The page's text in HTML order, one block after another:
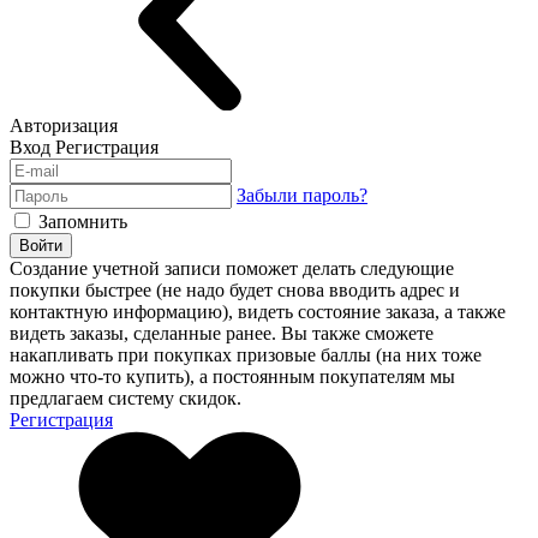
Авторизация
Вход Регистрация
Забыли пароль?
Запомнить
Войти
Создание учетной записи поможет делать следующие
покупки быстрее (не надо будет снова вводить адрес и
контактную информацию), видеть состояние заказа, а также
видеть заказы, сделанные ранее. Вы также сможете
накапливать при покупках призовые баллы (на них тоже
можно что-то купить), а постоянным покупателям мы
предлагаем систему скидок.
Регистрация